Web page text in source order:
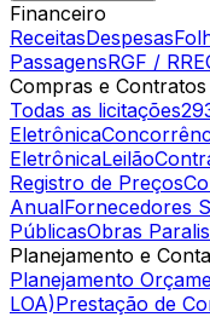
Financeiro
ReceitasDespesas
PassagensRGF /
Compras e Contratos
Todas as licitações
Eletrônica
EletrônicaLeilão
Registro de Preços
AnualFornecedores
PúblicasObras
Planejamento e
Planejamento
LOA)Prestação de